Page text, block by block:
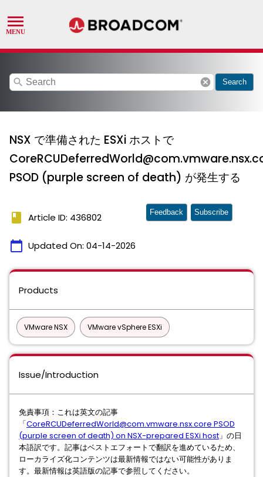
search cancel Search
NSX で準備された ESXi ホストで
PSOD (purple screen of death) が発生する
book Article ID: 436802
calendar_today Updated On: 04-14-2026
Feedback Subscribe
Products
VMware NSX VMware vSphere ESXi
Issue/Introduction
免責事項：これは英文の記事
「CoreRCUDeferredWorld@com.vmware.nsx.core PSOD
(purple screen of death) on NSX-prepared ESXi host」の日
本語訳です。記事はベストエフォートで翻訳を進めているため、
ローカライズ化コンテンツは最新情報ではない可能性がありま
す。最新情報は英語版の記事で参照してください。